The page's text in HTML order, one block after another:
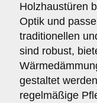
Holzhaustüren
Optik und
traditionellen
sind robust,
gestaltet
regelmäßige